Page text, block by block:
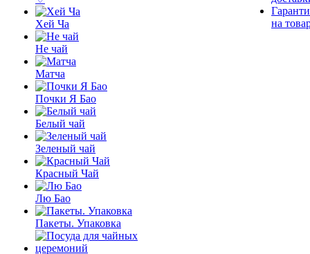
Хей Ча
Не чай
Матча
Почки Я Бао
Белый чай
Зеленый чай
Красный Чай
Лю Бао
Пакеты. Упаковка
на